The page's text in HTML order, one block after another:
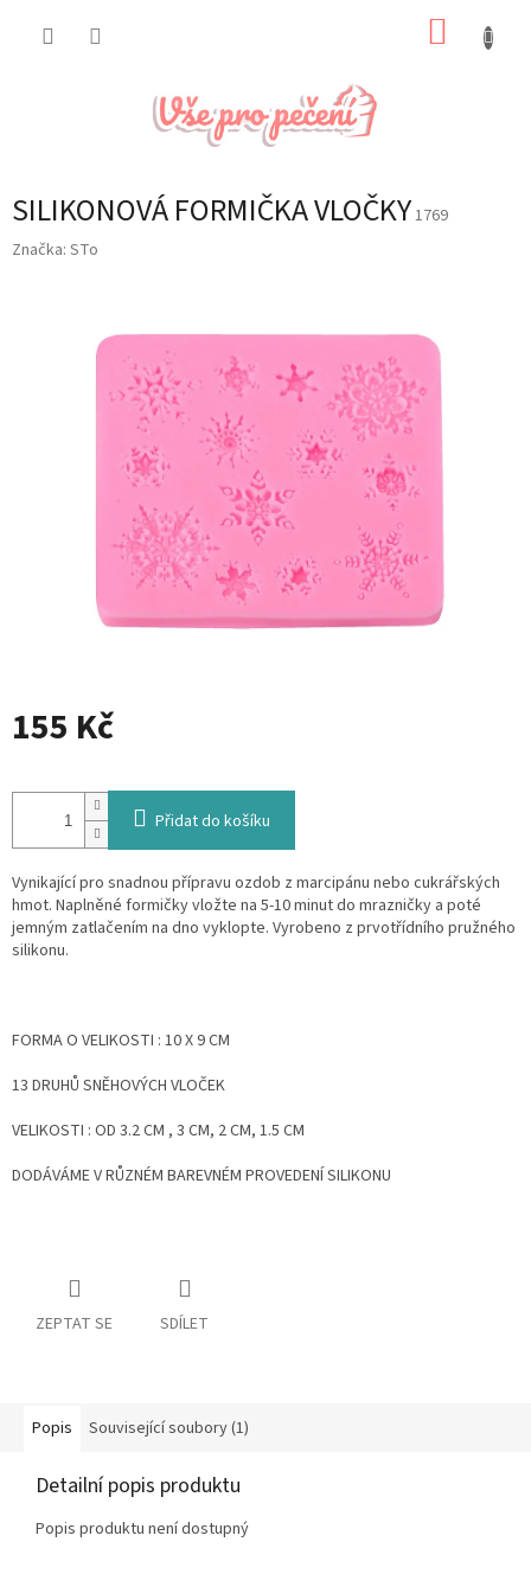
SILIKONOVÁ FORMIČKA VLOČKY1769
Značka: STo
155 Kč
cena:
Přidat do košíku
Vynikající pro snadnou přípravu ozdob z marcipánu nebo cukrářských
hmot. Naplněné formičky vložte na 5-10 minut do mrazničky a poté
jemným zatlačením na dno vyklopte. Vyrobeno z prvotřídního pružného
silikonu.
FORMA O VELIKOSTI : 10 X 9 CM
13 DRUHŮ SNĚHOVÝCH VLOČEK
VELIKOSTI : OD 3.2 CM , 3 CM, 2 CM, 1.5 CM
DODÁVÁME V RŮZNÉM BAREVNÉM PROVEDENÍ SILIKONU
ZEPTAT SE SDÍLET
Popis Související soubory (1)
Detailní popis produktu
Popis produktu není dostupný